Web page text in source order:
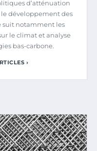
d’atténuation
développement des
suit notamment les
le climat et analyse
bas-carbone.
›